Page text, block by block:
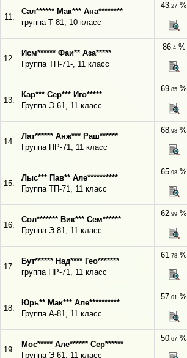
11.
Сал****** Мак*** Ана********
группа Т-81, 10 класс
43,27 %
12.
Исм****** Фаи** Аза*****
Группа ТП-71-, 11 класс
86,4%
13.
Кар*** Сер*** Иго*****
Группа Э-61, 11 класс
69,85 %
14.
Лат****** Анж*** Раш******
Группа ПР-71, 11 класс
68,98 %
15.
Лыс*** Пав** Але**********
Группа ТП-71, 11 класс
65,98 %
16.
Сол******* Вик*** Сем******
Группа Э-81, 11 класс
62,99 %
17.
Бут****** Над**** Гео*******
группа ПР-71, 11 класс
61,78 %
18.
Юрь** Мак*** Але**********
Группа А-81, 11 класс
57,01 %
19.
Мос***** Але****** Сер******
Группа Э-61, 11 класс
50,67 %